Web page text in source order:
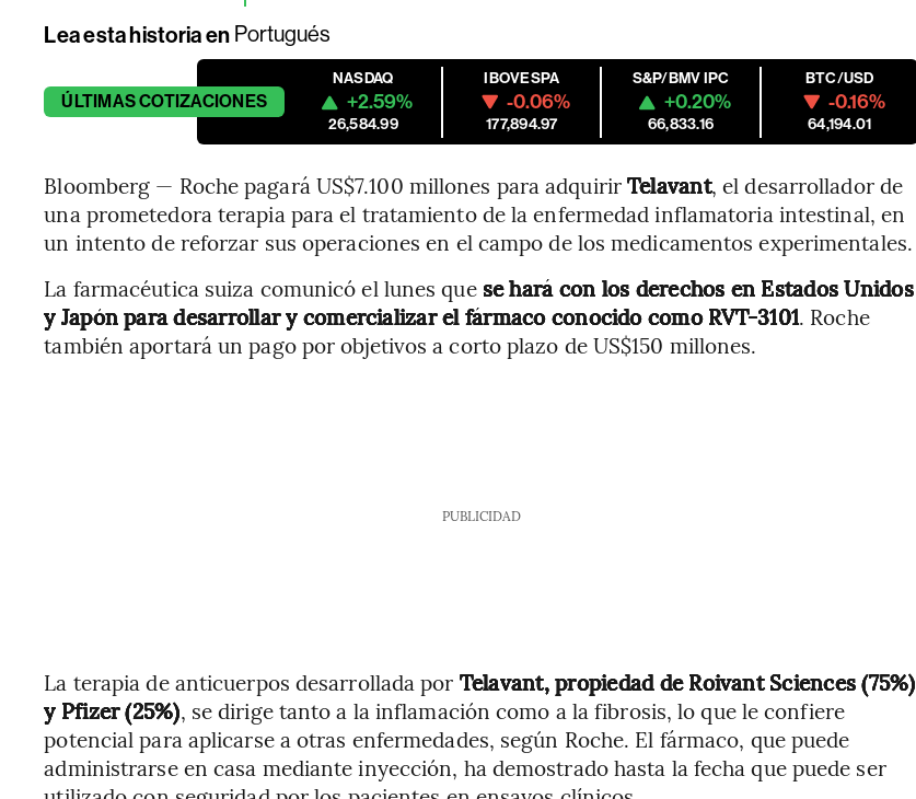
Lea esta historia en Portugués
ÚLTIMASCOTIZACIONES
NASDAQ
+2.59%
26,584.99
IBOVESPA
-0.06%
177,894.97
S&P/BMV IPC
+0.20%
66,833.16
BTC/USD
-0.16%
64,194.01
Bloomberg — Roche pagará US$7.100 millones para adquirirTelavant, el desarrollador de
una prometedora terapia para el tratamiento de la enfermedad inflamatoria intestinal, en
un intento de reforzar sus operaciones en el campo de los medicamentos experimentales.
La farmacéutica suiza comunicó el lunes que se hará con los derechos en Estados Unidos
y Japón para desarrollar y comercializar el fármaco conocido como RVT-3101. Roche
también aportará un pago por objetivos a corto plazo de US$150 millones.
PUBLICIDAD
La terapia de anticuerpos desarrollada por Telavant, propiedad de Roivant Sciences (75%)
y Pfizer (25%), se dirige tanto a la inflamación como a la fibrosis, lo que le confiere
potencial para aplicarse a otras enfermedades, según Roche. El fármaco, que puede
administrarse en casa mediante inyección, ha demostrado hasta la fecha que puede ser